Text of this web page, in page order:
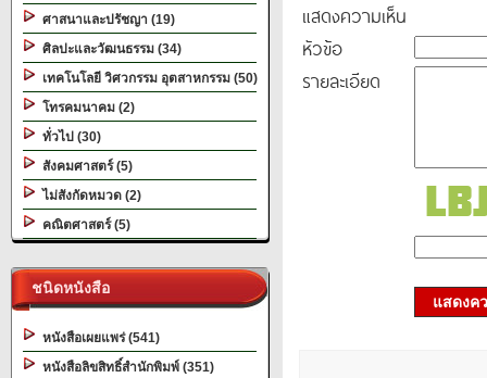
ศาสนาและปรัชญา (19)
ศิลปะและวัฒนธรรม (34)
เทคโนโลยี วิศวกรรม อุตสาหกรรม (50)
โทรคมนาคม (2)
ทั่วไป (30)
สังคมศาสตร์ (5)
ไม่สังกัดหมวด (2)
คณิตศาสตร์ (5)
ชนิดหนังสือ
หนังสือเผยแพร่ (541)
หนังสือลิขสิทธิ์สำนักพิมพ์ (351)
แสดงความเห็น
หัวข้อ
รายละเอียด
แสดงค